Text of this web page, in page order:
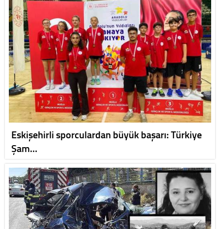
Eskişehirli sporculardan büyük başarı: Türkiye
Şam…